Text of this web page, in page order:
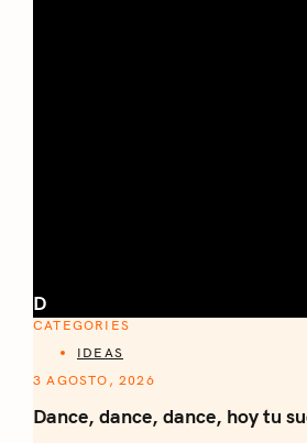
D
CATEGORIES
IDEAS
3 AGOSTO, 2026
Dance, dance, dance, hoy tu